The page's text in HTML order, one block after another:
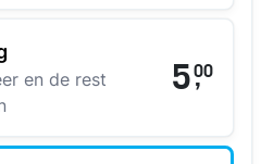
en de rest
5,
00